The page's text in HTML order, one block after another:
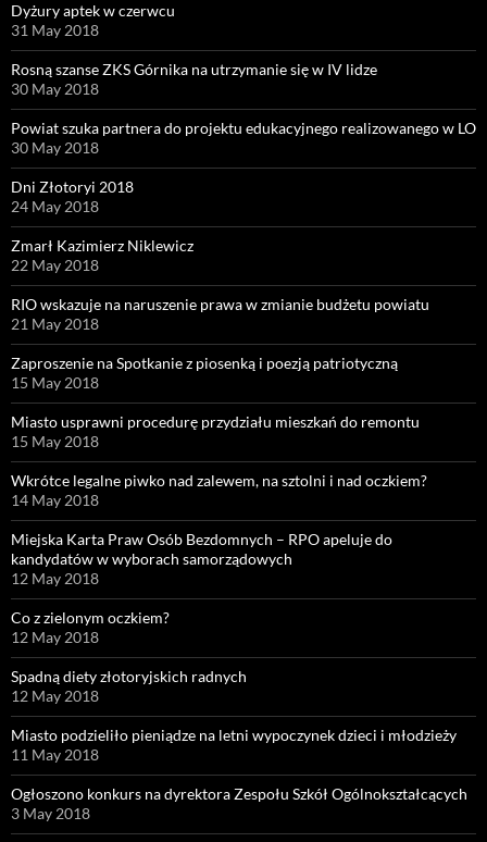
Dyżury aptek w czerwcu
31 May 2018
Rosną szanse ZKS Górnika na utrzymanie się w IV lidze
30 May 2018
Powiat szuka partnera do projektu edukacyjnego realizowanego w LO
30 May 2018
Dni Złotoryi 2018
24 May 2018
Zmarł Kazimierz Niklewicz
22 May 2018
RIO wskazuje na naruszenie prawa w zmianie budżetu powiatu
21 May 2018
Zaproszenie na Spotkanie z piosenką i poezją patriotyczną
15 May 2018
Miasto usprawni procedurę przydziału mieszkań do remontu
15 May 2018
Wkrótce legalne piwko nad zalewem, na sztolni i nad oczkiem?
14 May 2018
Miejska Karta Praw Osób Bezdomnych – RPO apeluje do
kandydatów w wyborach samorządowych
12 May 2018
Co z zielonym oczkiem?
12 May 2018
Spadną diety złotoryjskich radnych
12 May 2018
Miasto podzieliło pieniądze na letni wypoczynek dzieci i młodzieży
11 May 2018
Ogłoszono konkurs na dyrektora Zespołu Szkół Ogólnokształcących
3 May 2018